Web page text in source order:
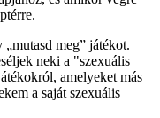
meg” játékot.
neki a "szexuális
amelyeket más
a saját szexuális